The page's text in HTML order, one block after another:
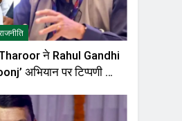
ने Rahul Gandhi
अभियान पर टिप्पणी को
गया